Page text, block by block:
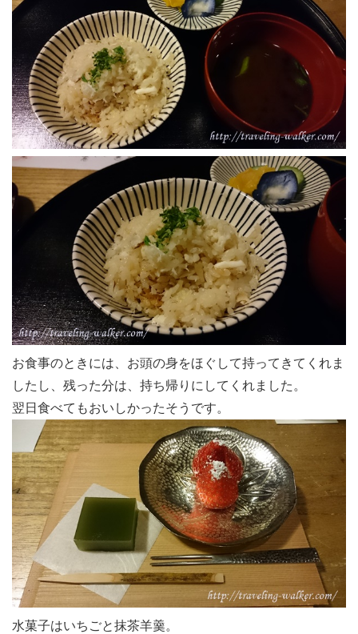
お食事のときには、お頭の身をほぐして持ってきてくれま
したし、残った分は、持ち帰りにしてくれました。
翌日食べてもおいしかったそうです。
水菓子はいちごと抹茶羊羹。